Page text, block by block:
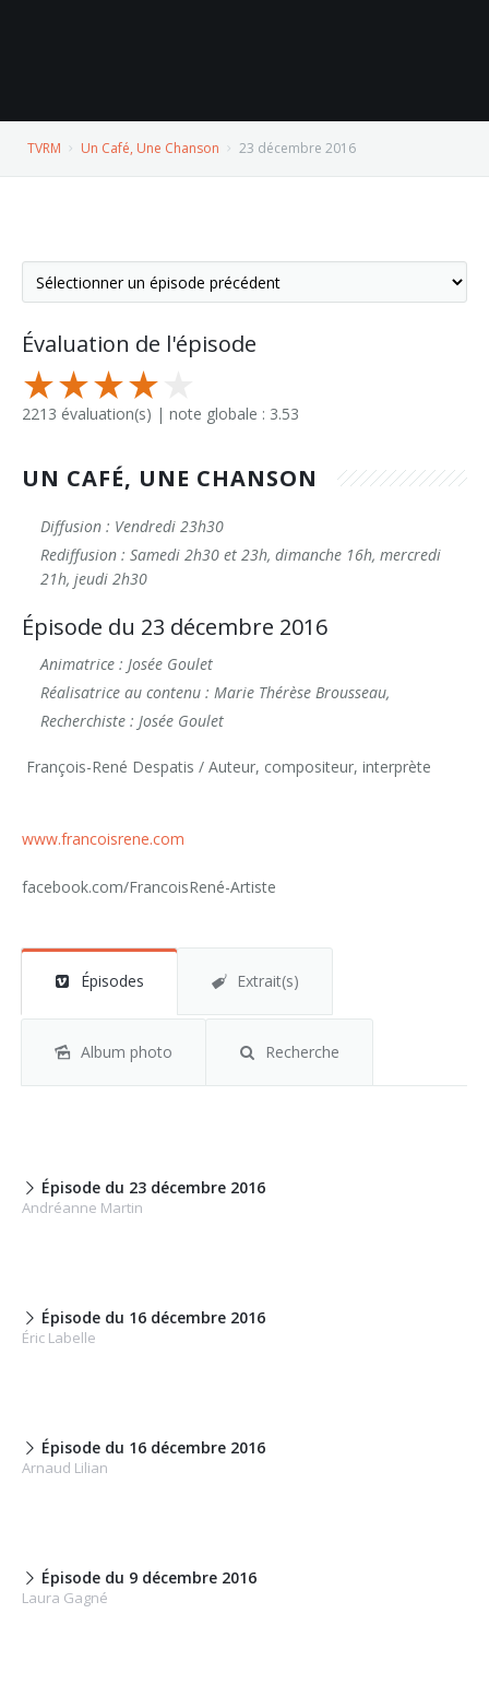
TVRM Un Café, Une Chanson 23 décembre 2016
Évaluation de l'épisode
2213 évaluation(s) | note globale : 3.53
UN CAFÉ, UNE CHANSON
Diffusion : Vendredi 23h30
Rediffusion : Samedi 2h30 et 23h, dimanche 16h, mercredi
21h, jeudi 2h30
Épisode du 23 décembre 2016
Animatrice : Josée Goulet
Réalisatrice au contenu : Marie Thérèse Brousseau,
Recherchiste : Josée Goulet
François-René Despatis / Auteur, compositeur, interprète
www.francoisrene.com
facebook.com/FrancoisRené-Artiste
Épisodes Extrait(s)
Album photo Recherche
Épisode du 23 décembre 2016
Andréanne Martin
Épisode du 16 décembre 2016
Éric Labelle
Épisode du 16 décembre 2016
Arnaud Lilian
Épisode du 9 décembre 2016
Laura Gagné